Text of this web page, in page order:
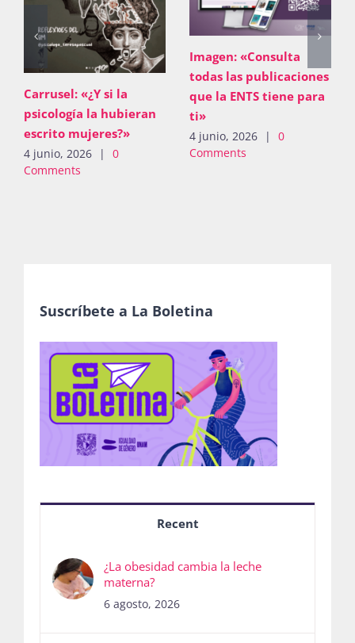
Carrusel: «¿Y si la
psicología la hubieran
escrito mujeres?»
4 junio, 2026 |
0
Comments
Imagen: «Consulta
todas las publicaciones
que la ENTS tiene para
ti»
4 junio, 2026 |
0
Comments
Suscríbete a La Boletina
Recent
¿La obesidad cambia la leche
materna?
6 agosto, 2026